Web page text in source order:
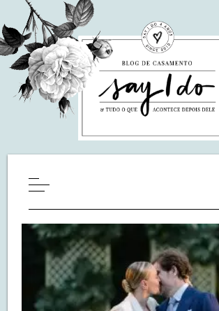
WILL YOU MARRY ME?
LUA DE MEL
COZINHA
DECORAÇÃO